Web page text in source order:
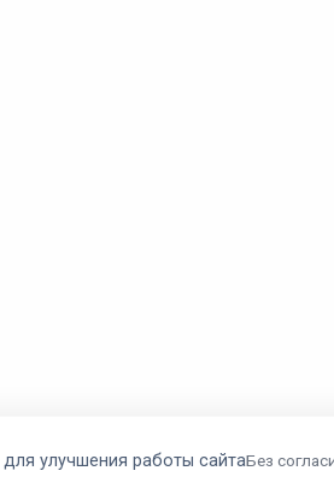
для улучшения работы сайтаБез